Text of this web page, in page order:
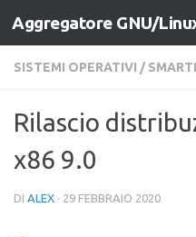
Salta al contenuto
Aggregatore GNU/
SISTEMI OPERATIVI /
Rilascio
x86 9.0
DI ALEX · 29 FEBBRAIO 2020